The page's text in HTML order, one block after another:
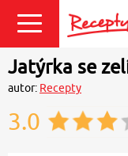
Přihlásit se
Jatýrka se
autor: Recepty
3.0